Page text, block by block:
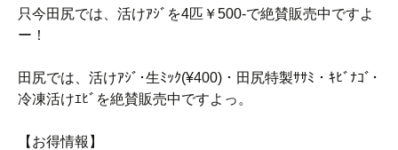
只今田尻では、活けｱｼﾞを4匹￥500-で絶賛販売中ですよ
ー！
田尻では、活けｱｼﾞ･生ﾐｯｸ(¥400)・田尻特製ｻｻﾐ・ｷﾋﾞﾅｺﾞ･
冷凍活けｴﾋﾞを絶賛販売中ですよっ。
【お得情報】